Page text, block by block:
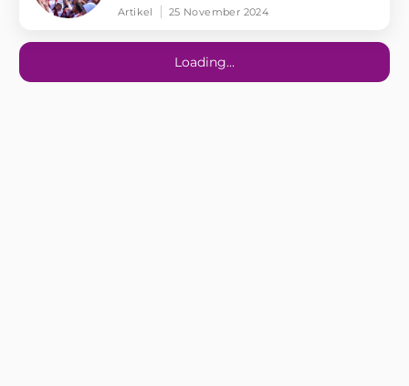
Bersih Sehat
Artikel 25 November 2024
Loading...